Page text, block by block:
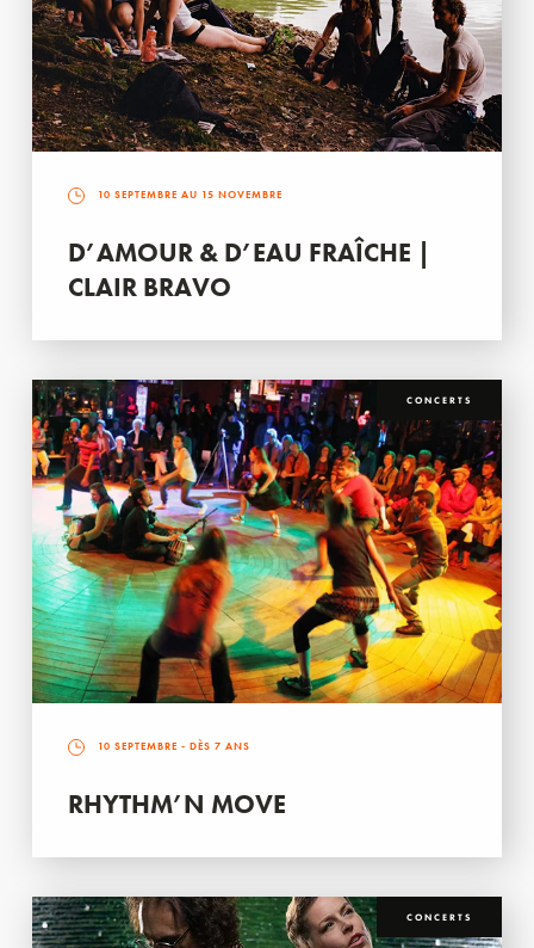
10 SEPTEMBRE AU 15 NOVEMBRE
D’AMOUR & D’EAU FRAÎCHE |
CLAIR BRAVO
CONCERTS
10 SEPTEMBRE - DÈS 7 ANS
RHYTHM’N MOVE
CONCERTS